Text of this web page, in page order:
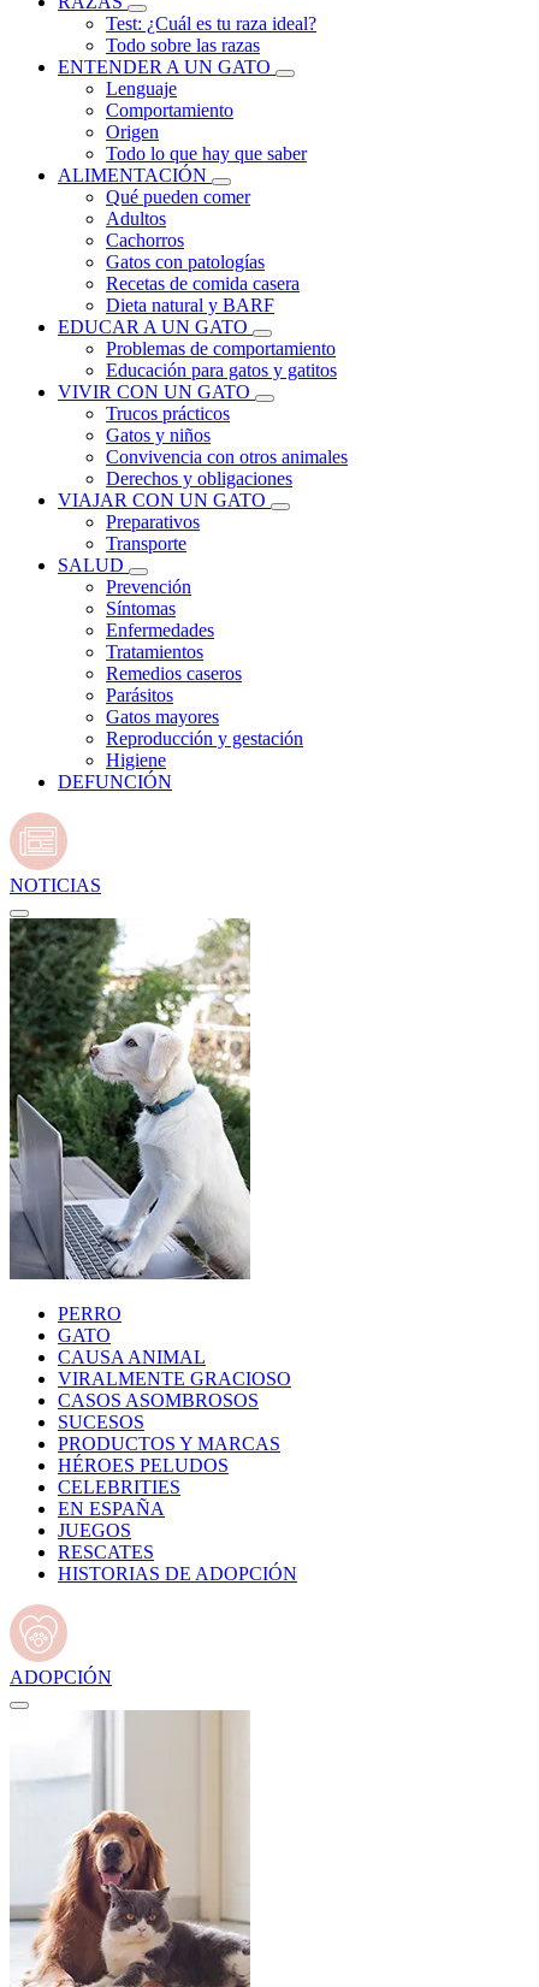
Test: ¿Cuál es tu raza ideal?
Todo sobre las razas
ENTENDER A UN GATO
Lenguaje
Comportamiento
Origen
Todo lo que hay que saber
ALIMENTACIÓN
Qué pueden comer
Adultos
Cachorros
Gatos con patologías
Recetas de comida casera
Dieta natural y BARF
EDUCAR A UN GATO
Problemas de comportamiento
Educación para gatos y gatitos
VIVIR CON UN GATO
Trucos prácticos
Gatos y niños
Convivencia con otros animales
Derechos y obligaciones
VIAJAR CON UN GATO
Preparativos
Transporte
SALUD
Prevención
Síntomas
Enfermedades
Tratamientos
Remedios caseros
Parásitos
Gatos mayores
Reproducción y gestación
Higiene
DEFUNCIÓN
NOTICIAS
PERRO
GATO
CAUSA ANIMAL
VIRALMENTE GRACIOSO
CASOS ASOMBROSOS
SUCESOS
PRODUCTOS Y MARCAS
HÉROES PELUDOS
CELEBRITIES
EN ESPAÑA
JUEGOS
RESCATES
HISTORIAS DE ADOPCIÓN
ADOPCIÓN